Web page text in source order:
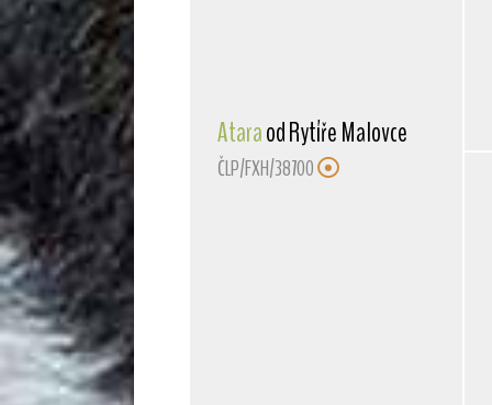
Ataraod Rytíře Malovce
ČLP/FXH/38700